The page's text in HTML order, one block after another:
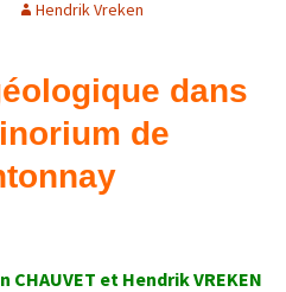
Hendrik Vreken
dans
de
et Hendrik VREKEN